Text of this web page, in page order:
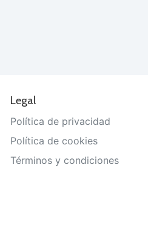
Legal
Política de privacidad
Política de cookies
Términos y condiciones